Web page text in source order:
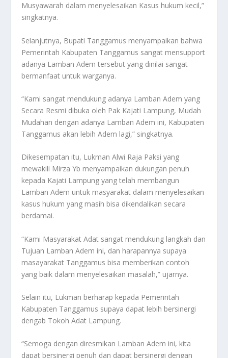
Musyawarah dalam menyelesaikan Kasus hukum kecil,”
singkatnya.
Selanjutnya, Bupati Tanggamus menyampaikan bahwa
Pemerintah Kabupaten Tanggamus sangat mensupport
adanya Lamban Adem tersebut yang dinilai sangat
bermanfaat untuk warganya.
“Kami sangat mendukung adanya Lamban Adem yang
Secara Resmi dibuka oleh Pak Kajati Lampung, Mudah
Mudahan dengan adanya Lamban Adem ini, Kabupaten
Tanggamus akan lebih Adem lagi,” singkatnya.
Dikesempatan itu, Lukman Alwi Raja Paksi yang
mewakili Mirza Yb menyampaikan dukungan penuh
kepada Kajati Lampung yang telah membangun
Lamban Adem untuk masyarakat dalam menyelesaikan
kasus hukum yang masih bisa dikendalikan secara
berdamai.
“Kami Masyarakat Adat sangat mendukung langkah dan
Tujuan Lamban Adem ini, dan harapannya supaya
masayarakat Tanggamus bisa memberikan contoh
yang baik dalam menyelesaikan masalah,” ujarnya.
Selain itu, Lukman berharap kepada Pemerintah
Kabupaten Tanggamus supaya dapat lebih bersinergi
dengab Tokoh Adat Lampung.
“Semoga dengan diresmikan Lamban Adem ini, kita
dapat bersinergi penuh dan dapat bersinergi dengan